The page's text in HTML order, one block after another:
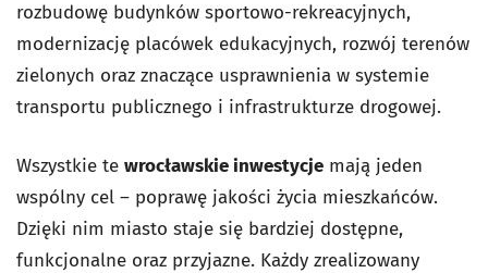
rozbudowę budynków sportowo-rekreacyjnych,
modernizację placówek edukacyjnych, rozwój terenów
zielonych oraz znaczące usprawnienia w systemie
transportu publicznego i infrastrukturze drogowej.
Wszystkie te wrocławskie inwestycje mają jeden
wspólny cel – poprawę jakości życia mieszkańców.
Dzięki nim miasto staje się bardziej dostępne,
funkcjonalne oraz przyjazne. Każdy zrealizowany